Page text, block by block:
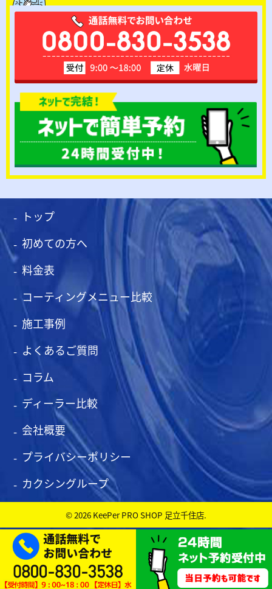
トップ
初めての方へ
料金表
コーティングメニュー比較
施工事例
よくあるご質問
コラム
ディーラー比較
会社概要
プライバシーポリシー
カクシングループ
© 2026 KeePer PRO SHOP 足立千住店.